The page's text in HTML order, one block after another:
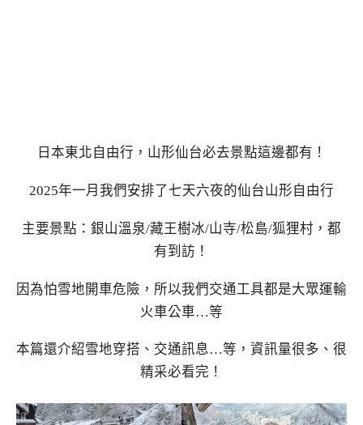
日本東北自由行，山形仙台必去景點這邊都有！
2025年一月我們安排了七天六夜的仙台山形自由行
主要景點：銀山溫泉/藏王樹冰/山寺/松島/狐狸村，都
有到訪！
因為怕雪地開車危險，所以我們交通工具都是大眾運輸
火車公車…等
本篇還介紹雪地穿搭、交通訊息…等，資訊量很多、很
精采必看完！